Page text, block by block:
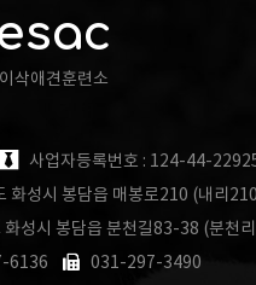
이삭애견훈련소
사업자등록번호 : 124-44-
화성시 봉담읍 매봉로210 (내리
화성시 봉담읍 분천길83-38 (분천
6136
031-297-3490